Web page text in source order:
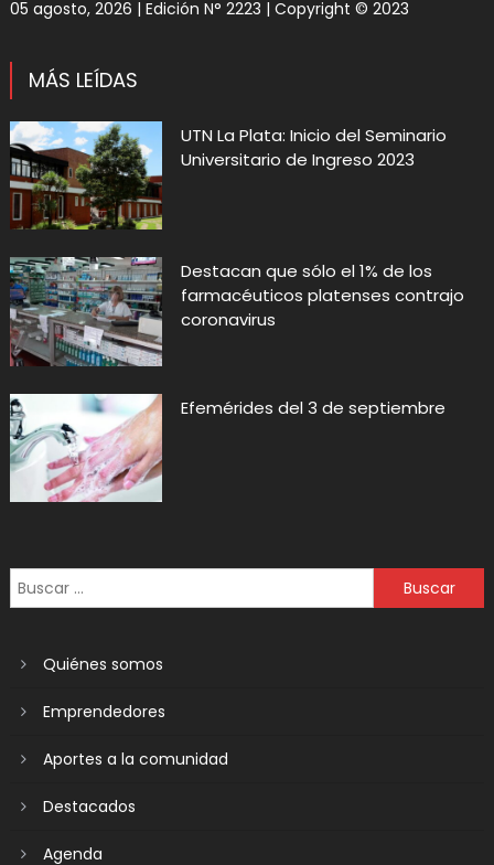
05 agosto, 2026 | Edición N° 2223 | Copyright © 2023
MÁS LEÍDAS
UTN La Plata: Inicio del Seminario
Universitario de Ingreso 2023
Destacan que sólo el 1% de los
farmacéuticos platenses contrajo
coronavirus
Efemérides del 3 de septiembre
Quiénes somos
Emprendedores
Aportes a la comunidad
Destacados
Agenda